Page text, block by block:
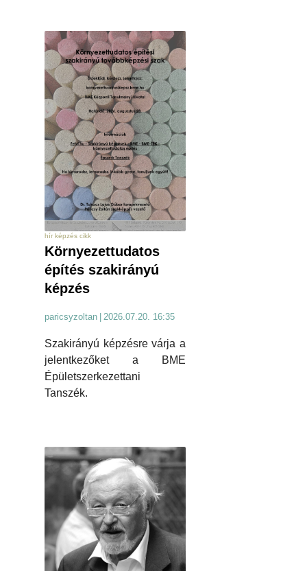
hír képzés cikk
Környezettudatos
építés szakirányú
képzés
paricsyzoltan | 2026.07.20. 16:35
Szakirányú képzésre várja a
jelentkezőket a BME
Épületszerkezettani
Tanszék.